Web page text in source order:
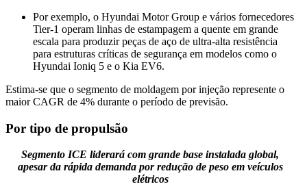
Por exemplo, o Hyundai Motor Group e vários fornecedores
Tier-1 operam linhas de estampagem a quente em grande
escala para produzir peças de aço de ultra-alta resistência
para estruturas críticas de segurança em modelos como o
Hyundai Ioniq 5 e o Kia EV6.
Estima-se que o segmento de moldagem por injeção represente o
maior CAGR de 4% durante o período de previsão.
Por tipo de propulsão
Segmento ICE liderará com grande base instalada global,
apesar da rápida demanda por redução de peso em veículos
elétricos